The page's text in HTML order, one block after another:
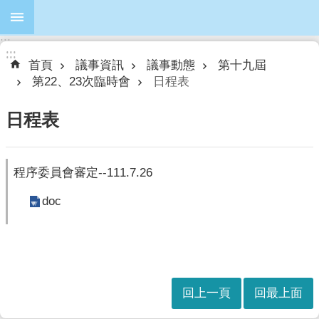
跳到主要內容區塊
階
搜
本
會
:::
:::
:::
首頁 議事資訊 議事動態
第十九屆
第22、23次臨時會
日程表
日程表
程序委員會審定--111.7.26
doc
回上一頁 回最上面